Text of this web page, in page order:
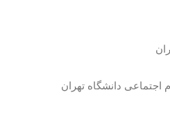
دانشگاه تهران